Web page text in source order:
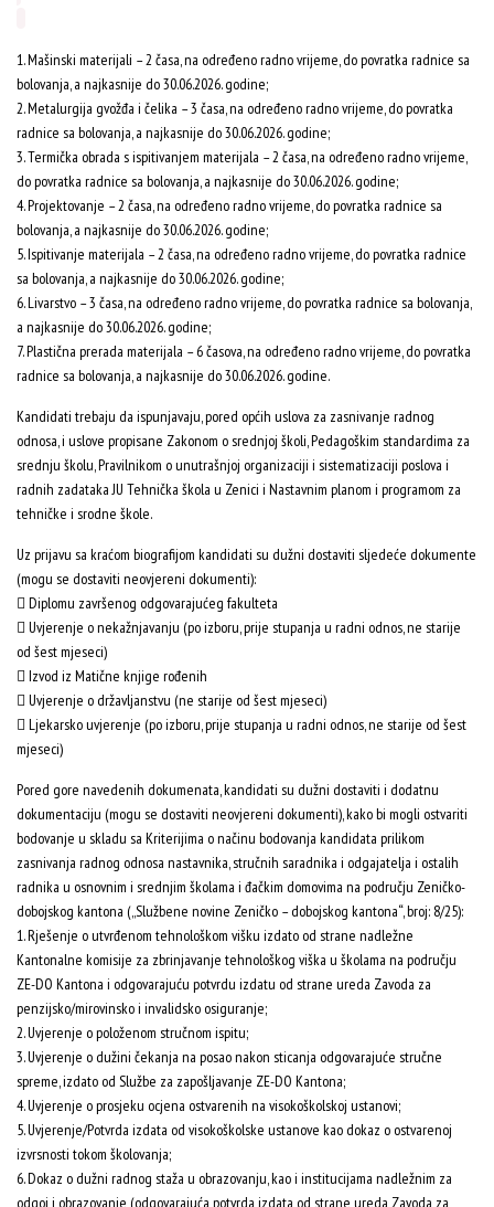
1. Mašinski materijali – 2 časa, na određeno radno vrijeme, do povratka radnice sa
bolovanja, a najkasnije do 30.06.2026. godine;
2. Metalurgija gvožđa i čelika – 3 časa, na određeno radno vrijeme, do povratka
radnice sa bolovanja, a najkasnije do 30.06.2026. godine;
3. Termička obrada s ispitivanjem materijala – 2 časa, na određeno radno vrijeme,
do povratka radnice sa bolovanja, a najkasnije do 30.06.2026. godine;
4. Projektovanje – 2 časa, na određeno radno vrijeme, do povratka radnice sa
bolovanja, a najkasnije do 30.06.2026. godine;
5. Ispitivanje materijala – 2 časa, na određeno radno vrijeme, do povratka radnice
sa bolovanja, a najkasnije do 30.06.2026. godine;
6. Livarstvo – 3 časa, na određeno radno vrijeme, do povratka radnice sa bolovanja,
a najkasnije do 30.06.2026. godine;
7. Plastična prerada materijala – 6 časova, na određeno radno vrijeme, do povratka
radnice sa bolovanja, a najkasnije do 30.06.2026. godine.
Kandidati trebaju da ispunjavaju, pored općih uslova za zasnivanje radnog
odnosa, i uslove propisane Zakonom o srednjoj školi, Pedagoškim standardima za
srednju školu, Pravilnikom o unutrašnjoj organizaciji i sistematizaciji poslova i
radnih zadataka JU Tehnička škola u Zenici i Nastavnim planom i programom za
tehničke i srodne škole.
Uz prijavu sa kraćom biografijom kandidati su dužni dostaviti sljedeće dokumente
(mogu se dostaviti neovjereni dokumenti):
 Diplomu završenog odgovarajućeg fakulteta
 Uvjerenje o nekažnjavanju (po izboru, prije stupanja u radni odnos, ne starije
od šest mjeseci)
 Izvod iz Matične knjige rođenih
 Uvjerenje o državljanstvu (ne starije od šest mjeseci)
 Ljekarsko uvjerenje (po izboru, prije stupanja u radni odnos, ne starije od šest
mjeseci)
Pored gore navedenih dokumenata, kandidati su dužni dostaviti i dodatnu
dokumentaciju (mogu se dostaviti neovjereni dokumenti), kako bi mogli ostvariti
bodovanje u skladu sa Kriterijima o načinu bodovanja kandidata prilikom
zasnivanja radnog odnosa nastavnika, stručnih saradnika i odgajatelja i ostalih
radnika u osnovnim i srednjim školama i đačkim domovima na području Zeničko-
dobojskog kantona („Službene novine Zeničko – dobojskog kantona“, broj: 8/25):
1. Rješenje o utvrđenom tehnološkom višku izdato od strane nadležne
Kantonalne komisije za zbrinjavanje tehnološkog viška u školama na području
ZE-DO Kantona i odgovarajuću potvrdu izdatu od strane ureda Zavoda za
penzijsko/mirovinsko i invalidsko osiguranje;
2. Uvjerenje o položenom stručnom ispitu;
3. Uvjerenje o dužini čekanja na posao nakon sticanja odgovarajuće stručne
spreme, izdato od Službe za zapošljavanje ZE-DO Kantona;
4. Uvjerenje o prosjeku ocjena ostvarenih na visokoškolskoj ustanovi;
5. Uvjerenje/Potvrda izdata od visokoškolske ustanove kao dokaz o ostvarenoj
izvrsnosti tokom školovanja;
6. Dokaz o dužni radnog staža u obrazovanju, kao i institucijama nadležnim za
odgoj i obrazovanje (odgovarajuća potvrda izdata od strane ureda Zavoda za